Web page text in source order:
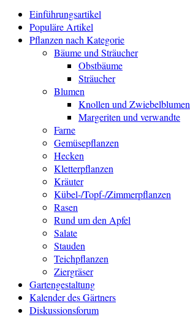
Einführungsartikel
Populäre Artikel
Pflanzen nach Kategorie
Bäume und Sträucher
Obstbäume
Sträucher
Blumen
Knollen und Zwiebelblumen
Margeriten und verwandte
Farne
Gemüsepflanzen
Hecken
Kletterpflanzen
Kräuter
Kübel-/Topf-/Zimmerpflanzen
Rasen
Rund um den Apfel
Salate
Stauden
Teichpflanzen
Ziergräser
Gartengestaltung
Kalender des Gärtners
Diskussionsforum